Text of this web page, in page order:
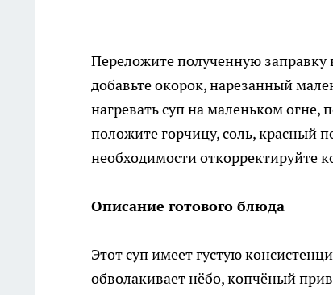
Переложите полученную
добавьте окорок, нарезанный
нагревать суп на маленьком огне,
положите горчицу, соль, красный
необходимости откорректируйте
Описание готового блюда
Этот суп имеет густую
обволакивает нёбо, копчёный